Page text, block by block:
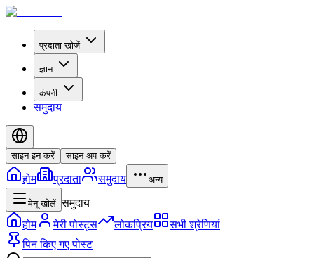
प्रदाता खोजें
ज्ञान
कंपनी
समुदाय
साइन इन करें साइन अप करें
होम प्रदाता समुदाय अन्य
मेनू खोलें समुदाय
होम
मेरी पोस्ट्स लोकप्रिय
सभी श्रेणियां
पिन किए गए पोस्ट